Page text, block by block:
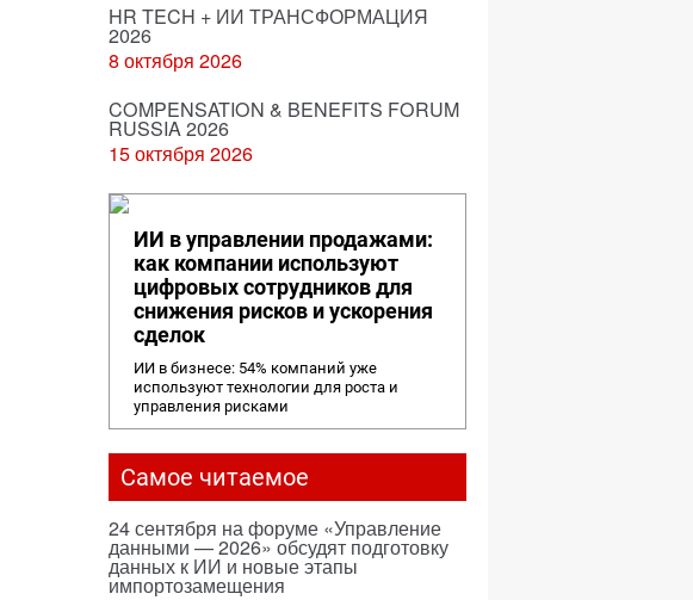
HR TECH + ИИ ТРАНСФОРМАЦИЯ
2026
8 октября 2026
COMPENSATION & BENEFITS FORUM
RUSSIA 2026
15 октября 2026
ИИ в управлении продажами:
как компании используют
цифровых сотрудников для
снижения рисков и ускорения
сделок
ИИ в бизнесе: 54% компаний уже
используют технологии для роста и
управления рисками
Самое читаемое
24 сентября на форуме «Управление
данными — 2026» обсудят подготовку
данных к ИИ и новые этапы
импортозамещения